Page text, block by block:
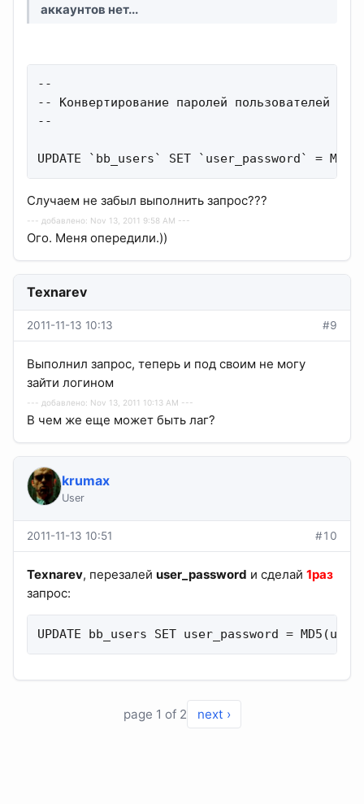
аккаунтов нет...
--
-- Конвертирование паролей пользователей в
--
UPDATE `bb_users` SET `user_password` =
Случаем не забыл выполнить запрос???
--- добавлено: Nov 13, 2011 9:58 AM ---
Ого. Меня опередили.))
Texnarev
2011-11-13 10:13 #9
Выполнил запрос, теперь и под своим не могу
зайти логином
--- добавлено: Nov 13, 2011 10:13 AM ---
В чем же еще может быть лаг?
krumax
User
2011-11-13 10:51 #10
Texnarev, перезалей user_password и сделай 1раз
запрос:
UPDATE bb_users SET user_password =
page 1 of 2 next ›